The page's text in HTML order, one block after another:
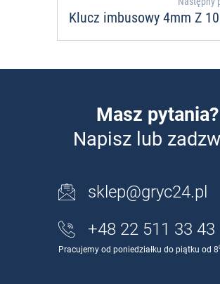
Klucz imbusowy 4mm Z
Masz pytania?
Napisz lub
sklep@gryc24.pl
+48 22 511 33 43
Pracujemy od poniedziałku do piątku od 8